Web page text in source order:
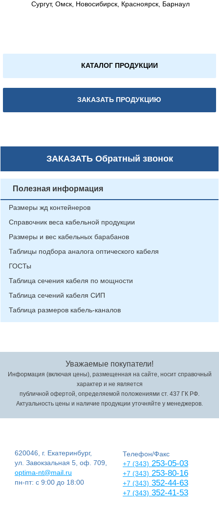
Сургут, Омск, Новосибирск, Красноярск, Барнаул
КАТАЛОГ ПРОДУКЦИИ
ЗАКАЗАТЬ ПРОДУКЦИЮ
ЗАКАЗАТЬОбратный звонок
Полезная информация
Размеры жд контейнеров
Справочник веса кабельной продукции
Размеры и вес кабельных барабанов
Таблицы подбора аналога оптического кабеля
ГОСТы
Таблица сечения кабеля по мощности
Таблица сечений кабеля СИП
Таблица размеров кабель-каналов
Уважаемые покупатели!
Информация (включая цены), размещенная на сайте, носит справочный
характер и не является
публичной офертой, определяемой положениями ст. 437 ГК РФ.
Актуальность цены и наличие продукции уточняйте у менеджеров.
620046, г. Екатеринбург,
ул. Завокзальная 5, оф. 709,
optima-nt@mail.ru
пн-пт: с 9:00 до 18:00
Телефон/Факс
+7 (343) 253-05-03
+7 (343) 253-80-16
+7 (343) 352-44-63
+7 (343) 352-41-53